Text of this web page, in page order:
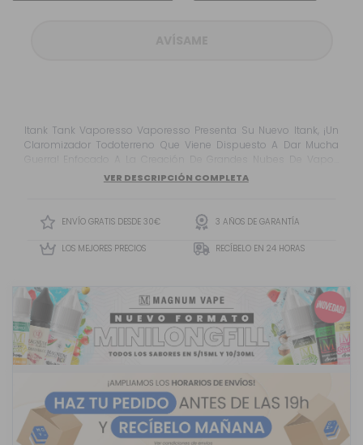
Itank Tank Vaporesso Vaporesso Presenta Su Nuevo Itank, ¡Un
Claromizador Todoterreno Que Viene Dispuesto A Dar Mucha
Sus Potentes Resistencias Harán Las Delicias De Aquellos Que
VER DESCRIPCIÓN COMPLETA
ENVÍO GRATIS DESDE 30€ 3 AÑOS DE GARANTÍA
LOS MEJORES PRECIOS RECÍBELO EN 24 HORAS